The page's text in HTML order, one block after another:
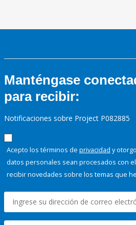
Manténgase
para recibir:
Notificaciones sobre Project P082885
Acepto los términos de privacidad y
datos personales sean procesados con
recibir novedades sobre los temas que